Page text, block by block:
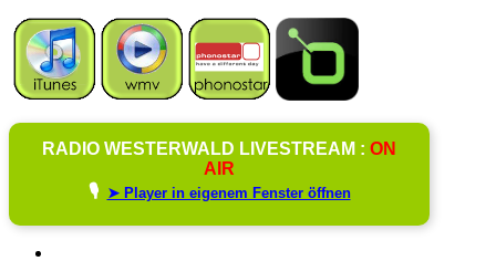
RADIO WESTERWALD LIVESTREAM : ON
AIR
🎙️ ➤ Player in eigenem Fenster öffnen